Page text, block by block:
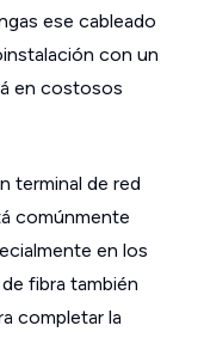
ese cableado
con un
en costosos
terminal de red
comúnmente
en los
fibra también
completar la